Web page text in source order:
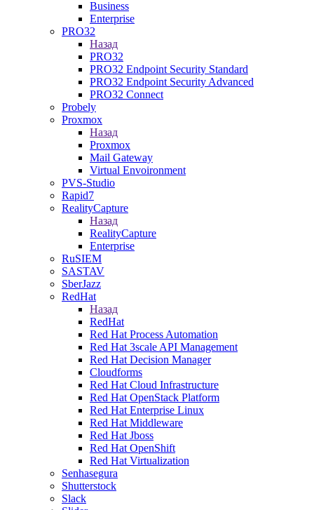
Business
Enterprise
PRO32
Назад
PRO32
PRO32 Endpoint Security Standard
PRO32 Endpoint Security Advanced
PRO32 Connect
Probely
Proxmox
Назад
Proxmox
Mail Gateway
Virtual Envoironment
PVS-Studio
Rapid7
RealityCapture
Назад
RealityCapture
Enterprise
RuSIEM
SASTAV
SberJazz
RedHat
Назад
RedHat
Red Hat Process Automation
Red Hat 3scale API Management
Red Hat Decision Manager
Cloudforms
Red Hat Cloud Infrastructure
Red Hat OpenStack Platform
Red Hat Enterprise Linux
Red Hat Middleware
Red Hat Jboss
Red Hat OpenShift
Red Hat Virtualization
Senhasegura
Shutterstock
Slack